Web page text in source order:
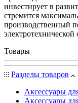
инвестирует в
стремится
производственный
Товары
Разделы товаров
Аксессуары
Аксессуары